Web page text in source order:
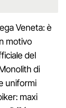
Veneta: è
motivo
del
di
uniformi
maxi